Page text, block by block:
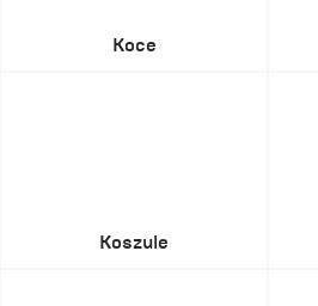
Koce
Koszule